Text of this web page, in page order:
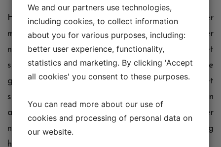
Herudover så kan jeg også sige dig, at det her
med en gulvafslibning frederiksberg service. Det er
noget som du skal være en stor del af med det
samme. Her har jeg anvendt deres service utallige
gange i dag, og jeg kan sige dig at det er noget
som jeg bare er glad for. Her er det her nemlig en
af de bedste servicer der er derude. Og det er
noget som jeg har konkluderet efter utallige besøg
hos andre virksomheder.
We and our partners use technologies,
including cookies, to collect information
about you for various purposes, including:
better user experience, functionality,
statistics and marketing. By clicking 'Accept
all cookies' you consent to these purposes.
You can read more about our use of
cookies and processing of personal data on
our website.